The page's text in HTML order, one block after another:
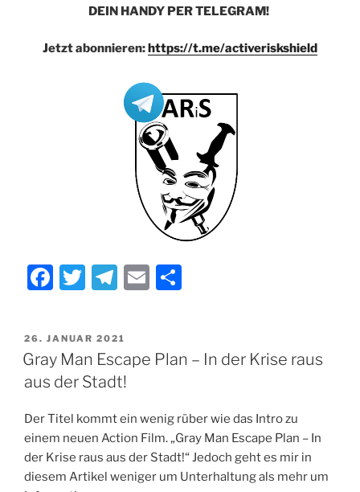
DEIN HANDY PER TELEGRAM!
Jetzt abonnieren:https://t.me/activeriskshield
F
c
e
b
o
o
k
T
itt
er
T
e
gr
a
m
E
l
n
VERÖFFENTLICHT
AM
26. JANUAR 2021
Gray Man Escape Plan – In der Krise raus
aus der Stadt!
Der Titel kommt ein wenig rüber wie das Intro zu
einem neuen Action Film. „Gray Man Escape Plan – In
der Krise raus aus der Stadt!“ Jedoch geht es mir in
diesem Artikel weniger um Unterhaltung als mehr um